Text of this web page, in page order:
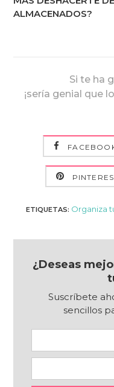
ALMACENADOS?
Si te ha
¡sería genial que
ETIQUETAS: Organiza
¿Deseas
Suscríbete
sencillos